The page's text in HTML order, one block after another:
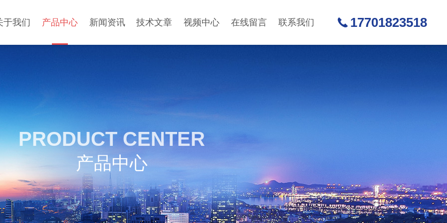
于我们 产品中心 新闻资讯 技术文章 视频中心 在线留言 联系我们 17701823518
PRODUCT CENTER
产品中心